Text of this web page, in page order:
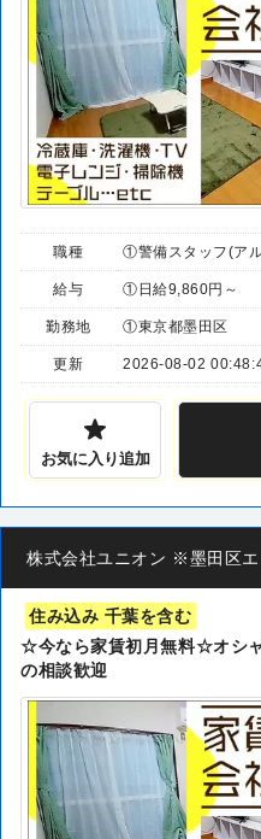
職種 ①警備スタッフ(ア
給与 ①日給9,860円～
勤務地 ①東京都墨田区
更新 2026-08-02
お気に入り追加
株式会社ユニオン ※墨田区
住み込み 千葉を含む
☆今なら家賃初月無料☆オシ
の相談歓迎